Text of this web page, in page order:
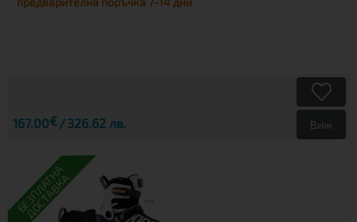
167.00€ 326.62 лв. Виж
БЕЗПЛАТНА
ДОСТАВКА